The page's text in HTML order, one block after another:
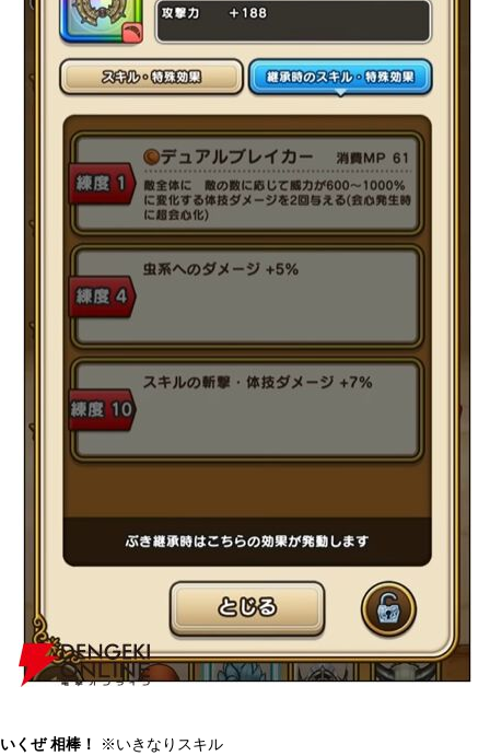
いくぜ 相棒！ ※いきなりスキル